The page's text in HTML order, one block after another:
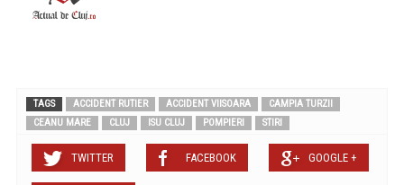
TAGS ACCIDENT RUTIER ACCIDENT VIISOARA
CAMPIA TURZII
CEANU MARE
CLUJ ISU CLUJ POMPIERI STIRI
TWITTER FACEBOOK GOOGLE +